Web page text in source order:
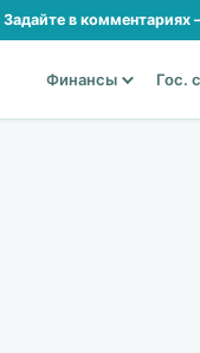
Задайте в комментариях
Финансы Гос.